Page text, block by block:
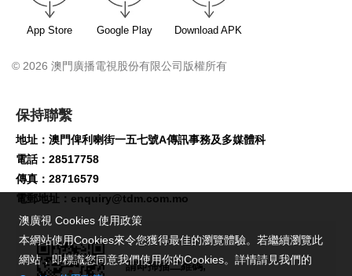
App Store Google Play Download APK
© 2026 澳門廣播電視股份有限公司版權所有
保持聯繫
地址：澳門俾利喇街一五七號A傳訊事務及多媒體科
電話：28517758
傳真：28716579
電郵地址： enquiry@tdm.com.mo
請即掃描二維碼,
澳廣視 Cookies 使用政策
本網站使用Cookies來令您獲得最佳的瀏覽體驗。若繼續瀏覽此
網站，即標識您同意我們使用你的Cookies。詳情請見我們的